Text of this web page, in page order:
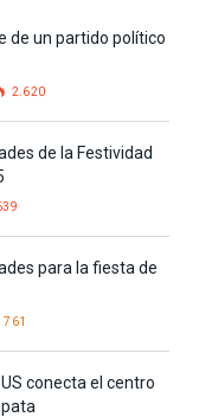
de un partido político
2.620
de la Festividad
para la fiesta de
761
conecta el centro